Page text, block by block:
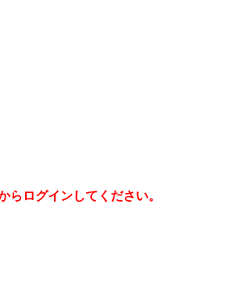
らログインしてください。